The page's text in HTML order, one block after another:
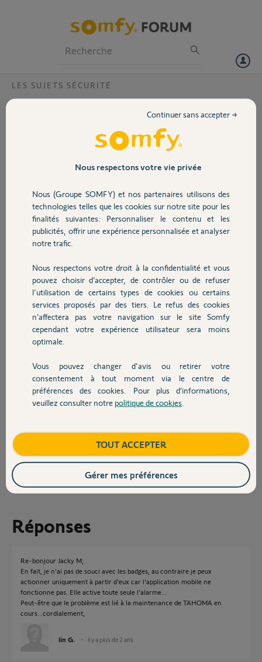
Volet
Sécurité
Domotique
Chauffage
Autres produits
Devis avec un pro
Contact
LES SUJETS SÉCURITÉ
Retex Badge Somfy Protect
Bonjour,
Pour ceux qui utilise la
procédure de
réinitialisation du badge
que je remet en lien
estions/3205388-retex-
reinitialisation-badge-
somfy-home-alarm
était de courte durée, ce
qui vient de m'arriver.
Après 3 réinitialisations en 3 jours, j'en ai déduit que le problème
venait de l'électronique.
L'image ci jointe résume le problème. Le circuit a moisis avec
l'humidité de la transpiration.
Un petit nettoyage avec du produit spécial contact ou a défaut avec
du savon et de l'eau mais dans ce cas il faut sécher le circuit avec un
sèche cheveux.
Participer au fil de discussion
Réponses
Re-bonjour Jacky M;
En fait, je n'ai pas de souci avec les badges, au contraire je peux
actionner uniquement à partir d'eux car l'application mobile ne
fonctionne pas. Elle active toute seule l'alarme...
Peut-être que le problème est lié à la maintenance de TAHOMA en
cours...cordialement,
lin G. il y a plus de 2 ans
Nous respectons votre vie privée
Nous (Groupe SOMFY) et nos partenaires utilisons des
technologies telles que les cookies sur notre site pour les
finalités suivantes: Personnaliser le contenu et les
publicités, offrir une expérience personnalisée et analyser
notre trafic.
Nous respectons votre droit à la confidentialité et vous
pouvez choisir d’accepter, de contrôler ou de refuser
l'utilisation de certains types de cookies ou certains
services proposés par des tiers. Le refus des cookies
n’affectera pas votre navigation sur le site Somfy
cependant votre expérience utilisateur sera moins
optimale.
Vous pouvez changer d'avis ou retirer votre
consentement à tout moment via le centre de
préférences des cookies. Pour plus d’informations,
veuillez consulter notre politique de cookies
Continuer sans accepter →
TOUT ACCEPTER
Gérer mes préférences